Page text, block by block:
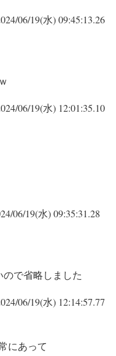
06/19(水) 09:45:13.26
06/19(水) 12:01:35.10
06/19(水) 09:35:31.28
で省略しました
06/19(水) 12:14:57.77
にあって